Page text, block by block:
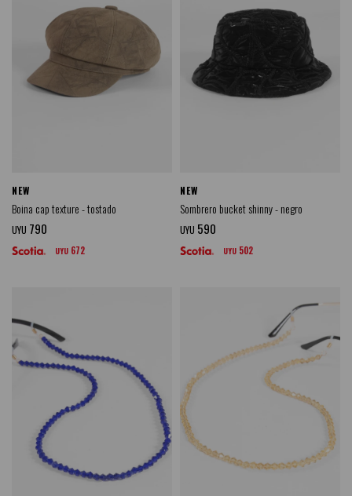
NEW
Boina cap texture - tostado
UYU 790
UYU 672
NEW
Sombrero bucket shinny - negro
UYU 590
UYU 502